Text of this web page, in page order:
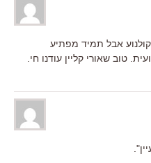
אבל תמיד מפתיע
טוב שאורי קליין עודנו חי.